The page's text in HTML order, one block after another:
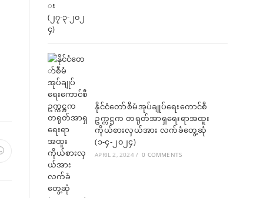
နိုင်ငံတော်စီမံအုပ်ချုပ်ရေးကောင်စီ
ဥက္ကဋ္ဌက တရုတ်အာရှရေးရာအထူး
ကိုယ်စားလှယ်အား လက်ခံတွေ့ဆုံ
(၁-၄-၂၀၂၄)
APRIL 2, 2024 / 0 COMMENTS